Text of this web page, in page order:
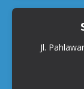
Jl.